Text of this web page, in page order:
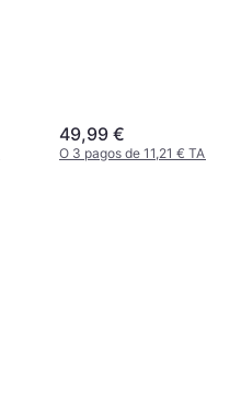
49,99 €
O 3 pagos de 11,21 € TAE 0%